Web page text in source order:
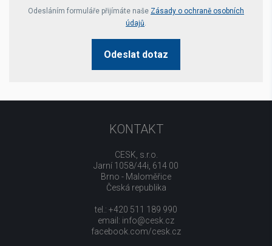
Your website *
Odesláním formuláře přijímáte naše Zásady o ochraně osobních
údajů.
Odeslat dotaz
KONTAKT
CESK, s.r.o.
Jarní 1058/44i, 614 00
Brno - Maloměřice
Česká republika
tel.: +420 511 189 990
email: info@cesk.cz
facebook.com/cesk.cz